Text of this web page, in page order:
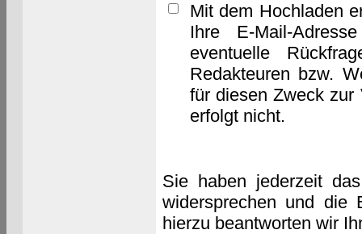
Mit dem Hochladen
Ihre E-Mail-
eventuelle
Redakteuren bzw.
für diesen Zweck zur
erfolgt nicht.
Sie haben jederzeit
widersprechen und die
hierzu beantworten wir